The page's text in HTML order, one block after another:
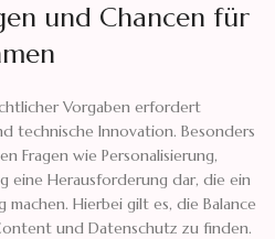
und Chancen für
Vorgaben erfordert
technische Innovation. Besonders
Fragen wie Personalisierung,
eine Herausforderung dar, die ein
Hierbei gilt es, die Balance
und Datenschutz zu finden.